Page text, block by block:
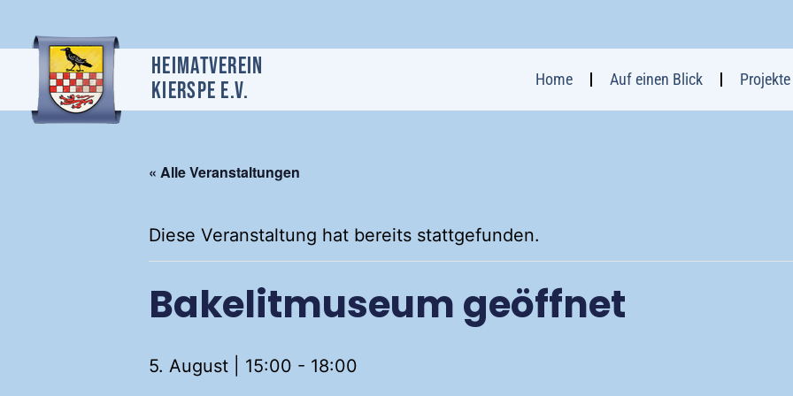
Heimatverein
Kierspe e.v.
Home Auf einen Blick Projekte
« Alle Veranstaltungen
Diese Veranstaltung hat bereits stattgefunden.
Bakelitmuseum geöffnet
5. August | 15:00 - 18:00